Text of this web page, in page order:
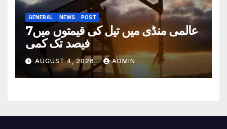
GENERAL NEWS POST
عالمی منڈی میں تیل کی قیمتوں میں7
فیصد تک کمی
AUGUST 4, 2026 ADMIN